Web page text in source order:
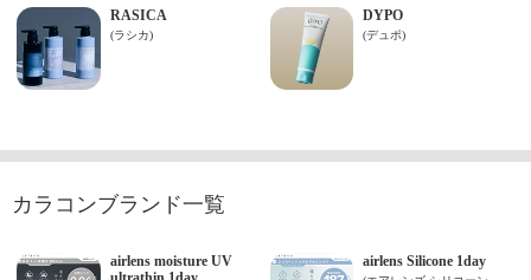
カラコンブランド一覧